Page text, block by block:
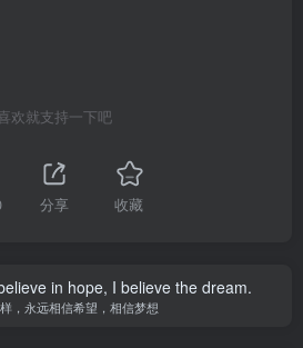
欢就支持一下吧
分享 收藏
in hope, I believe the dream.
，永远相信希望，相信梦想